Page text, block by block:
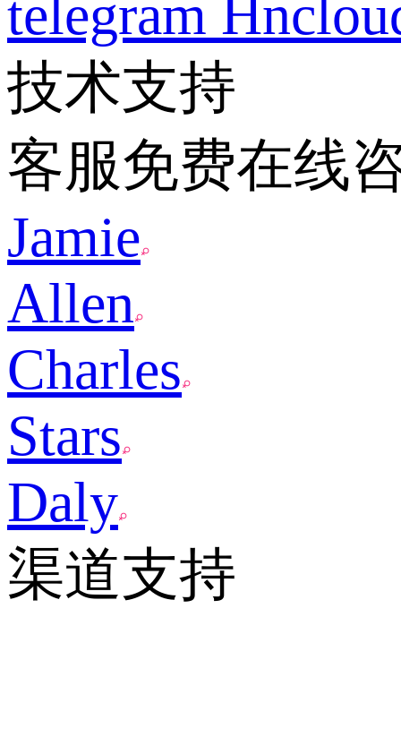
telegram
技术支持
客服免费在线
Jamie
Allen
Charles
Stars
Daly
渠道支持